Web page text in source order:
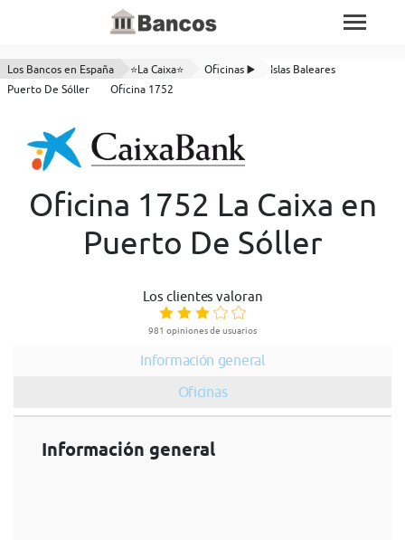
Los Bancos en España ⭐La Caixa⭐ Oficinas ▶️
Islas Baleares
Puerto De Sóller
Oficina 1752
Oficina 1752 La Caixa en
Puerto De Sóller
Los clientes valoran
981 opiniones de usuarios
Información general
Oficinas
Información general